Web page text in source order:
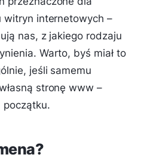
witryn internetowych –
nas, z jakiego rodzaju
Warto, byś miał to
jeśli samemu
stronę www –
początku.